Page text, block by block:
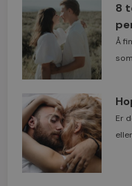
8
Å
Er